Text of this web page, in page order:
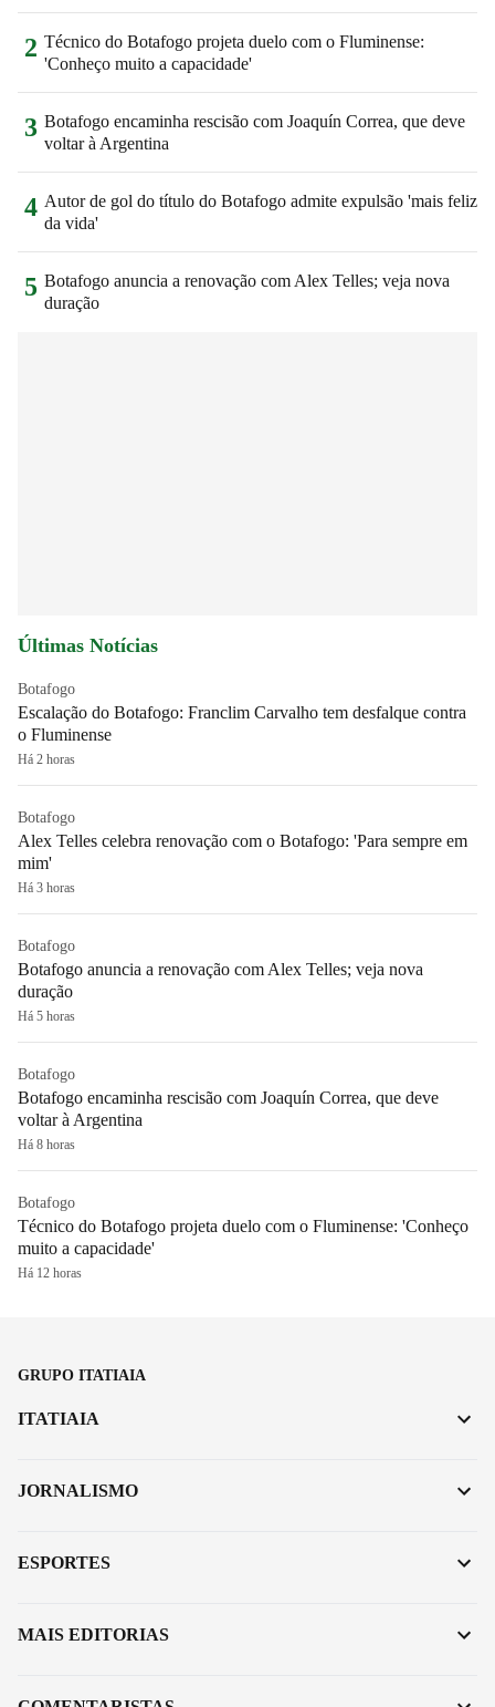
2 Técnico do Botafogo projeta duelo com o Fluminense:
'Conheço muito a capacidade'
3 Botafogo encaminha rescisão com Joaquín Correa, que deve
voltar à Argentina
4 Autor de gol do título do Botafogo admite expulsão 'mais feliz
da vida'
5 Botafogo anuncia a renovação com Alex Telles; veja nova
duração
Últimas Notícias
Botafogo
Escalação do Botafogo: Franclim Carvalho tem desfalque contra
o Fluminense
Há 2 horas
Botafogo
Alex Telles celebra renovação com o Botafogo: 'Para sempre em
mim'
Há 3 horas
Botafogo
Botafogo anuncia a renovação com Alex Telles; veja nova
duração
Há 5 horas
Botafogo
Botafogo encaminha rescisão com Joaquín Correa, que deve
voltar à Argentina
Há 8 horas
Botafogo
Técnico do Botafogo projeta duelo com o Fluminense: 'Conheço
muito a capacidade'
Há 12 horas
GRUPO ITATIAIA
ITATIAIA
JORNALISMO
ESPORTES
MAIS EDITORIAS